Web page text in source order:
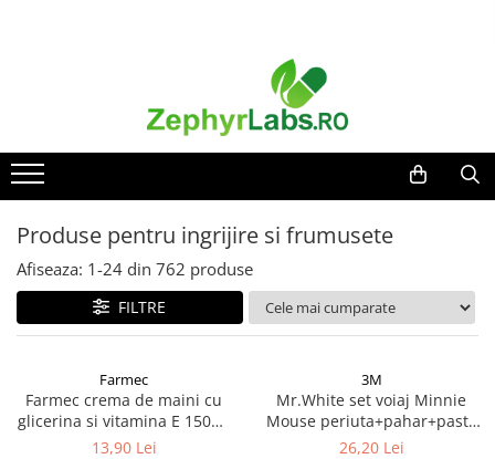
Alimentatie sanatoasa
Alimente
Dieta
Ceaiuri
Altele-Alimentatie sanatoasa
Mama si copil
Ingrijire și cosmetice
Scutece si servetele
Cosmetice copii
Protectie anti-insecte
Produse pentru ingrijire si frumusete
Afiseaza: 1-24 din 762 produse
FILTRE
Farmec
Farmec crema de maini cu
glicerina si vitamina E 150ml
Zephyr Labs
13,90 Lei
3M
Mr.White set voiaj Minnie
Mouse periuta+pahar+pasta
dinti cu aroma de menta,
26,20 Lei